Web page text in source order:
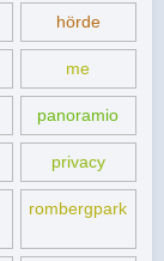
hörde
me
panoramio
privacy
rombergpark